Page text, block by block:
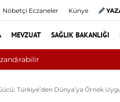
Nöbetçi Eczaneler Künye
MEVZUAT SAĞLIK BAKANLIĞI
Düzenleme Yolda: Genç
Türkiye’den Dünya’ya Örnek